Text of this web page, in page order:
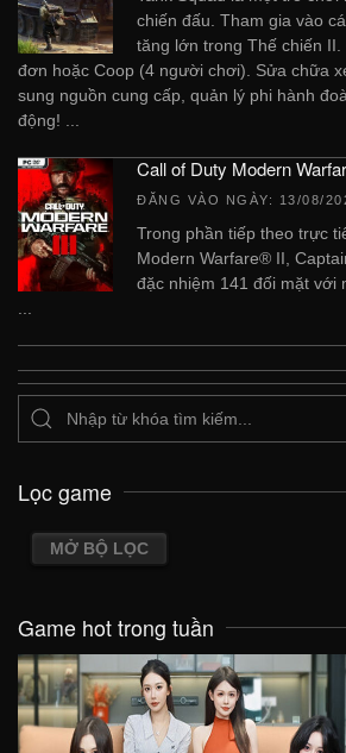
chiến đấu. Tham gia vào
tăng lớn trong Thế chiến
đơn hoặc Coop (4 người chơi). Sửa chữa
sung nguồn cung cấp, quản lý phi hành
động! ...
Call of Duty Modern
ĐĂNG VÀO NGÀY: 13/08/
Trong phần tiếp theo trực
Modern Warfare® II,
đặc nhiệm 141 đối mặt với
Lọc game
MỞ BỘ LỌC
Game hot trong tuần
VIEW